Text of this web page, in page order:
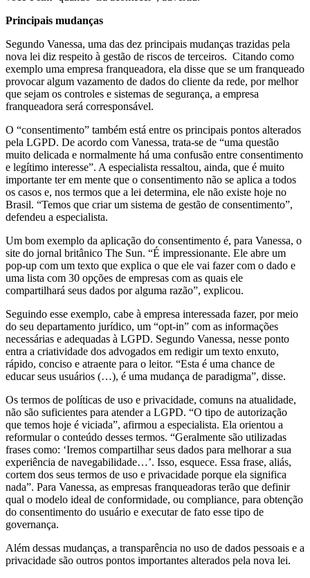
Principais mudanças
Segundo Vanessa, uma das dez principais mudanças trazidas pela
nova lei diz respeito à gestão de riscos de terceiros. Citando como
exemplo uma empresa franqueadora, ela disse que se um franqueado
provocar algum vazamento de dados do cliente da rede, por melhor
que sejam os controles e sistemas de segurança, a empresa
franqueadora será corresponsável.
O “consentimento” também está entre os principais pontos alterados
pela LGPD. De acordo com Vanessa, trata-se de “uma questão
muito delicada e normalmente há uma confusão entre consentimento
e legítimo interesse”. A especialista ressaltou, ainda, que é muito
importante ter em mente que o consentimento não se aplica a todos
os casos e, nos termos que a lei determina, ele não existe hoje no
Brasil. “Temos que criar um sistema de gestão de consentimento”,
defendeu a especialista.
Um bom exemplo da aplicação do consentimento é, para Vanessa, o
site do jornal britânico The Sun. “É impressionante. Ele abre um
pop-up com um texto que explica o que ele vai fazer com o dado e
uma lista com 30 opções de empresas com as quais ele
compartilhará seus dados por alguma razão”, explicou.
Seguindo esse exemplo, cabe à empresa interessada fazer, por meio
do seu departamento jurídico, um “opt-in” com as informações
necessárias e adequadas à LGPD. Segundo Vanessa, nesse ponto
entra a criatividade dos advogados em redigir um texto enxuto,
rápido, conciso e atraente para o leitor. “Esta é uma chance de
educar seus usuários (…), é uma mudança de paradigma”, disse.
Os termos de políticas de uso e privacidade, comuns na atualidade,
não são suficientes para atender a LGPD. “O tipo de autorização
que temos hoje é viciada”, afirmou a especialista. Ela orientou a
reformular o conteúdo desses termos. “Geralmente são utilizadas
frases como: ‘Iremos compartilhar seus dados para melhorar a sua
experiência de navegabilidade…’. Isso, esquece. Essa frase, aliás,
cortem dos seus termos de uso e privacidade porque ela significa
nada”. Para Vanessa, as empresas franqueadoras terão que definir
qual o modelo ideal de conformidade, ou compliance, para obtenção
do consentimento do usuário e executar de fato esse tipo de
governança.
Além dessas mudanças, a transparência no uso de dados pessoais e a
privacidade são outros pontos importantes alterados pela nova lei.